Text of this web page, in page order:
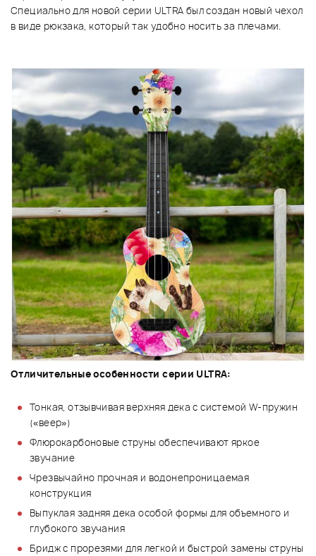
Специально для новой серии ULTRA был создан новый чехол
в виде рюкзака, который так удобно носить за плечами.
Отличительные особенности серии ULTRA:
Тонкая, отзывчивая верхняя дека с системой W-пружин
(«веер»)
Флюрокарбоновые струны обеспечивают яркое
звучание
Чрезвычайно прочная и водонепроницаемая
конструкция
Выпуклая задняя дека особой формы для объемного и
глубокого звучания
Бридж с прорезями для легкой и быстрой замены струны